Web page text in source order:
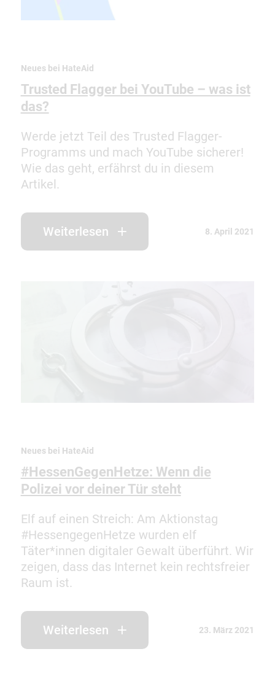
Neues bei HateAid
Trusted Flagger bei YouTube – was ist
das?
Werde jetzt Teil des Trusted Flagger-
Programms und mach YouTube sicherer!
Wie das geht, erfährst du in diesem
Artikel.
Weiterlesen 8. April 2021
Neues bei HateAid
#HessenGegenHetze: Wenn die
Polizei vor deiner Tür steht
Elf auf einen Streich: Am Aktionstag
#HessengegenHetze wurden elf
Täter*innen digitaler Gewalt überführt. Wir
zeigen, dass das Internet kein rechtsfreier
Raum ist.
Weiterlesen 23. März 2021